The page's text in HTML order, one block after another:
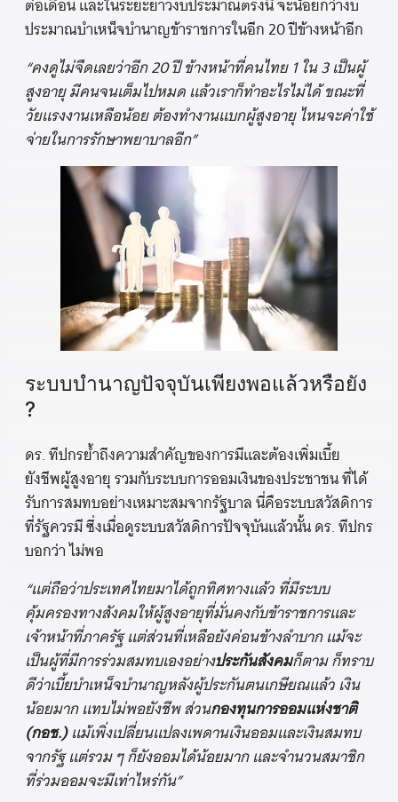
ต่อเดือน และในระยะยาวงบประมาณตรงนี้ จะน้อยกว่างบ
ประมาณบำเหน็จบำนาญข้าราชการในอีก 20 ปีข้างหน้าอีก
“คงดูไม่จืดเลยว่าอีก 20 ปี ข้างหน้าที่คนไทย 1 ใน 3 เป็นผู้
สูงอายุ มีคนจนเต็มไปหมด แล้วเราก็ทำอะไรไม่ได้ ขณะที่
วัยแรงงานเหลือน้อย ต้องทำงานแบกผู้สูงอายุ ไหนจะค่าใช้
จ่ายในการรักษาพยาบาลอีก”
ระบบบำนาญปัจจุบันเพียงพอแล้วหรือยัง
?
ดร. ทีปกรย้ำถึงความสำคัญของการมีและต้องเพิ่มเบี้ย
ยังชีพผู้สูงอายุ รวมกับระบบการออมเงินของประชาชน ที่ได้
รับการสมทบอย่างเหมาะสมจากรัฐบาล นี่คือระบบสวัสดิการ
ที่รัฐควรมี ซึ่งเมื่อดูระบบสวัสดิการปัจจุบันแล้วนั้น ดร. ทีปกร
บอกว่า ไม่พอ
“แต่ถือว่าประเทศไทยมาได้ถูกทิศทางแล้ว ที่มีระบบ
คุ้มครองทางสังคมให้ผู้สูงอายุที่มั่นคงกับข้าราชการและ
เจ้าหน้าที่ภาครัฐ แต่ส่วนที่เหลือยังค่อนข้างลำบาก แม้จะ
เป็นผู้ที่มีการร่วมสมทบเองอย่างประกันสังคมก็ตาม ก็ทราบ
ดีว่าเบี้ยบำเหน็จบำนาญหลังผู้ประกันตนเกษียณแล้ว เงิน
น้อยมาก แทบไม่พอยังชีพ ส่วนกองทุนการออมแห่งชาติ
(กอช.)แม้เพิ่งเปลี่ยนแปลงเพดานเงินออมและเงินสมทบ
จากรัฐ แต่รวม ๆ ก็ยังออมได้น้อยมาก และจำนวนสมาชิก
ที่ร่วมออมจะมีเท่าไหร่กัน”